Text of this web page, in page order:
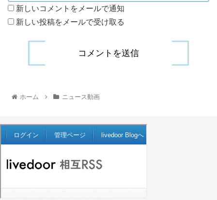
新しいコメントをメールで通知
新しい投稿をメールで受け取る
ホーム ニュース動画